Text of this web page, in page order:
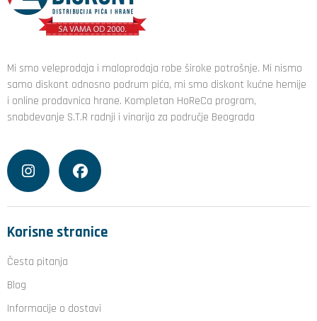
Mi smo veleprodaja i maloprodaja robe široke potrošnje. Mi nismo
samo diskont odnosno podrum pića, mi smo diskont kućne hemije
i online prodavnica hrane. Kompletan HoReCa program,
snabdevanje S.T.R radnji i vinarija za područje Beograda
Korisne stranice
Česta pitanja
Blog
Informacije o dostavi